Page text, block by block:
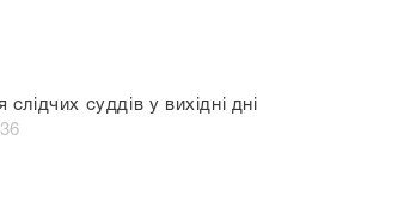
слідчих суддів у вихідні дні